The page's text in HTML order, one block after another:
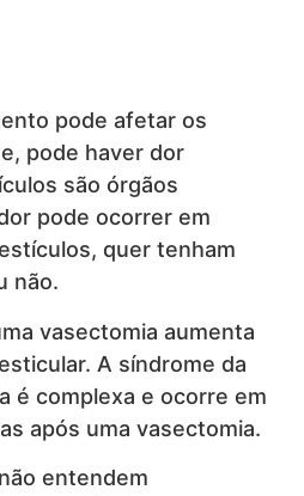
pode afetar os
pode haver dor
são órgãos
pode ocorrer em
quer tenham
não.
vasectomia aumenta
A síndrome da
é complexa e ocorre em
após uma vasectomia.
entendem